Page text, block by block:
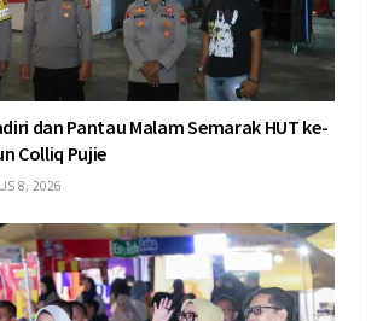
dan Pantau Malam Semarak HUT ke-
Colliq Pujie
8, 2026